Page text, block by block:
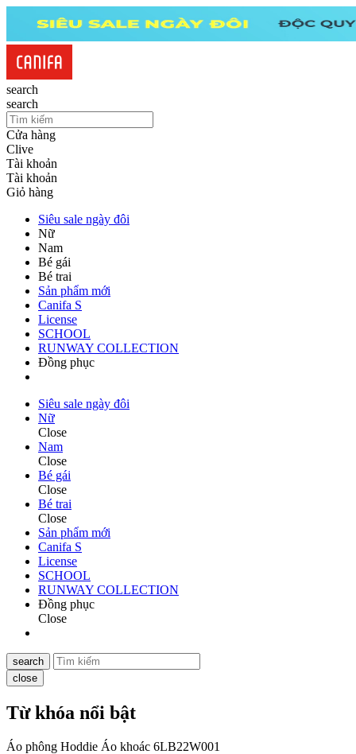
search
search
Cửa hàng
Clive
Tài khoản
Tài khoản
Giỏ hàng
Siêu sale ngày đôi
Nữ
Nam
Bé gái
Bé trai
Sản phẩm mới
Canifa S
License
SCHOOL
RUNWAY COLLECTION
Đồng phục
Siêu sale ngày đôi
Nữ
Close
Nam
Close
Bé gái
Close
Bé trai
Close
Sản phẩm mới
Canifa S
License
SCHOOL
RUNWAY COLLECTION
Đồng phục
Close
search
close
Từ khóa nổi bật
Áo phông Hoddie Áo khoác 6LB22W001